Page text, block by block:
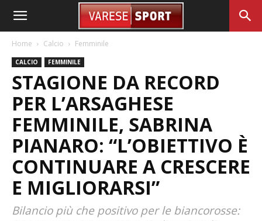
Home Calcio Femminile
CALCIO FEMMINILE
STAGIONE DA RECORD
PER L’ARSAGHESE
FEMMINILE, SABRINA
PIANARO: “L’OBIETTIVO È
CONTINUARE A CRESCERE
E MIGLIORARSI”
Bilancio più che positivo per le biancorosse: